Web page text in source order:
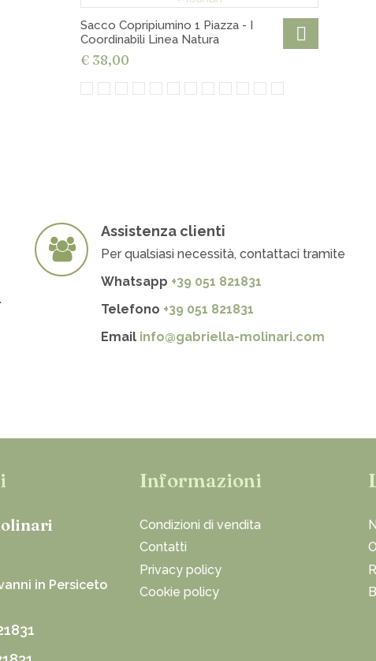
Sacco Copripiumino 1 Piazza - I
Coordinabili Linea Natura
€ 38,00
Assistenza clienti
Per qualsiasi necessità, contattaci tramite
Whatsapp +39 051 821831
Telefono +39 051 821831
Email info@gabriella-molinari.com
in Persiceto
Informazioni
Condizioni di vendita
Contatti
Privacy policy
Cookie policy